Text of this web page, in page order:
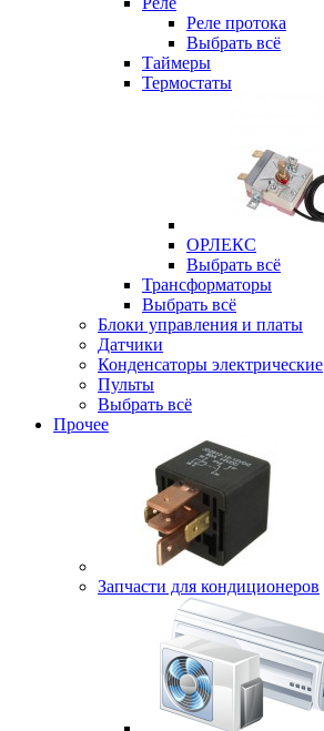
Реле протока
Выбрать всё
Таймеры
Термостаты
ОРЛЕКС
Выбрать всё
Трансформаторы
Выбрать всё
Блоки управления и платы
Датчики
Конденсаторы электрические
Пульты
Выбрать всё
Прочее
Запчасти для кондиционеров